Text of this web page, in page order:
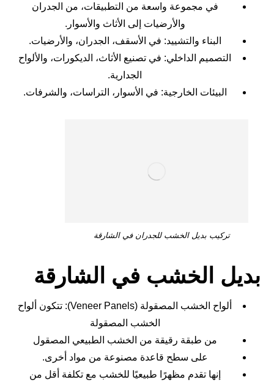
في مجموعة واسعة من التطبيقات، من الجدران
والأرضيات إلى الأثاث والأسوار.
البناء والتشييد: في الأسقف، الجدران، والأرضيات.
التصميم الداخلي: في تصنيع الأثاث، الديكورات، والألواح
الجدارية.
البيئات الخارجية: في الأسوار، التراسات، والشرفات.
تركيب بديل الخشب للجدران في الشارقة
بديل الخشب في الشارقة
ألواح الخشب المصقولة (Veneer Panels): تتكون ألواح
الخشب المصقولة
من طبقة رقيقة من الخشب الطبيعي المصقول
على سطح قاعدة مصنوعة من مواد أخرى.
إنها تقدم مظهرًا طبيعيًا للخشب مع تكلفة أقل من